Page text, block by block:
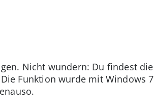
Nicht wundern: Du findest die
Funktion wurde mit Windows 7